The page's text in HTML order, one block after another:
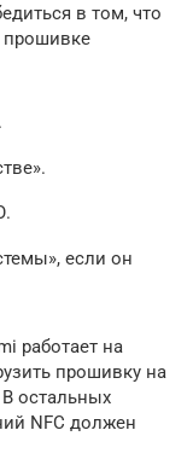
в том, что
прошивке
если он
работает на
прошивку на
остальных
NFC должен